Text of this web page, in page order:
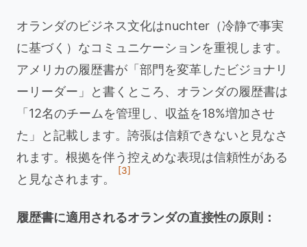
オランダのビジネス文化はnuchter（冷静で事実
に基づく）なコミュニケーションを重視します。
アメリカの履歴書が「部門を変革したビジョナリ
ーリーダー」と書くところ、オランダの履歴書は
「12名のチームを管理し、収益を18%増加させ
た」と記載します。誇張は信頼できないと見なさ
れます。根拠を伴う控えめな表現は信頼性がある
と見なされます。
[3]
履歴書に適用されるオランダの直接性の原則：